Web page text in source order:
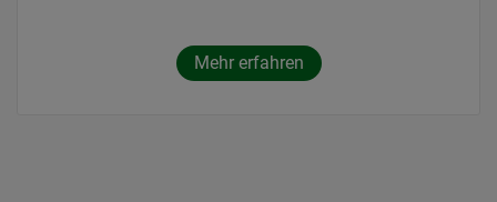
Mehr erfahren